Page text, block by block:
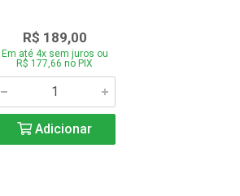
R$ 189,00
Em até 4x sem juros ou
R$ 177,66 no PIX
Adicionar